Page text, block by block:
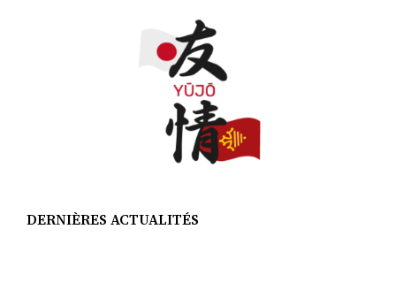
DERNIÈRES ACTUALITÉS